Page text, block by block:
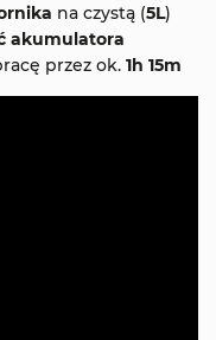
na czystą (5L)
akumulatora
przez ok. 1h 15m